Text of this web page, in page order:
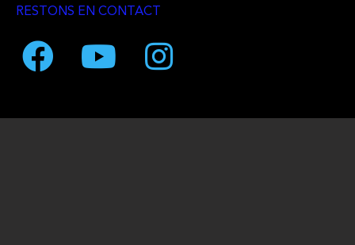
RESTONS EN CONTACT